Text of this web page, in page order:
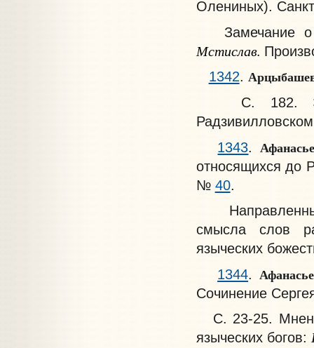
Олениных).
Замечание о
Мстислав.
1342.
С. 182.
1343.
относящихся до
№ 40.
Направленные
смысла слов
языческих
1344.
Сочинение
С. 23-25.
языческих богов: